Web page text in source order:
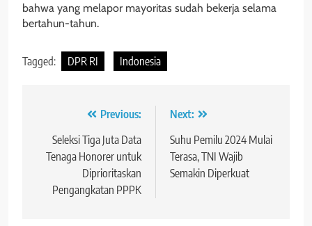
bahwa yang melapor mayoritas sudah bekerja selama
bertahun-tahun.
Tagged: DPR RI Indonesia
Navigasi
pos
Previous:
Seleksi Tiga Juta Data
Tenaga Honorer untuk
Diprioritaskan
Pengangkatan PPPK
Next:
Suhu Pemilu 2024 Mulai
Terasa, TNI Wajib
Semakin Diperkuat